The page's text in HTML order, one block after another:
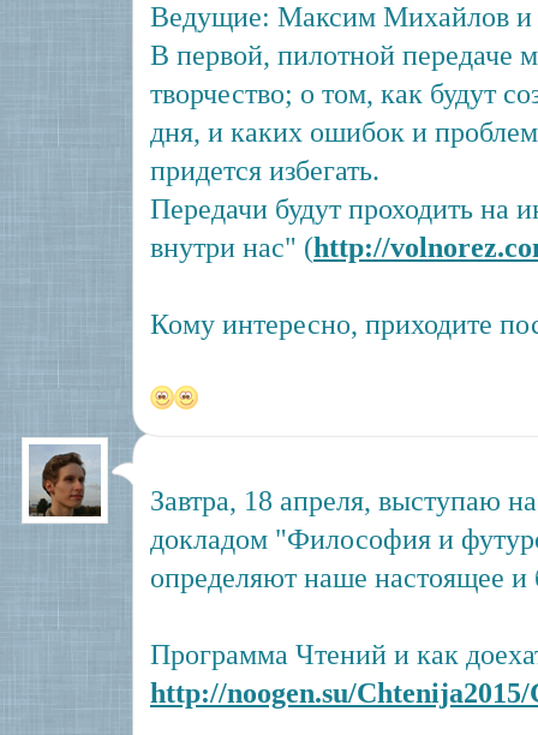
Ведущие: Максим Михайлов и
В первой, пилотной передаче
творчество; о том, как будут
дня, и каких ошибок и
придется избегать.
Передачи будут проходить на
внутри нас" (http://
Кому интересно, приходите
Завтра, 18 апреля, выступаю
докладом "Философия и
определяют наше настоящее и
Программа Чтений и как
http://noogen.su/